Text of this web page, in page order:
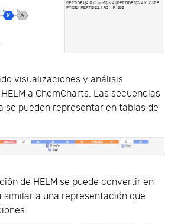
visualizaciones y análisis
a ChemCharts. Las secuencias
se pueden representar en tablas de
de HELM se puede convertir en
similar a una representación que